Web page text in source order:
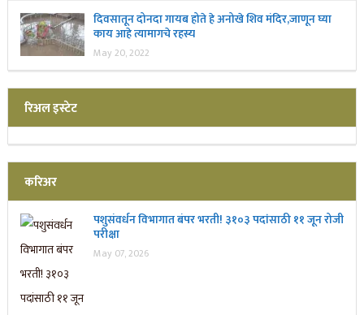
दिवसातून दोनदा गायब होते हे अनोखे शिव मंदिर,जाणून घ्या
काय आहे त्यामागचे रहस्य
May 20, 2022
रिअल इस्टेट
करिअर
पशुसंवर्धन विभागात बंपर भरती! ३१०३ पदांसाठी ११ जून रोजी
परीक्षा
May 07, 2026